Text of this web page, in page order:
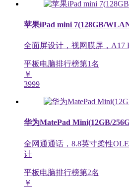
苹果iPad mini 7(128GB/
全面屏设计，视网膜屏，A17
平板电脑排行榜第1名
￥
3999
华为MatePad Mini(12GB/
全网通通话，8.8英寸柔性
计
平板电脑排行榜第2名
￥